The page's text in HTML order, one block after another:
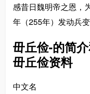
感昔日魏明帝之恩，
年（255年）发动兵
毌丘俭-的简
毌丘俭资料
中文名